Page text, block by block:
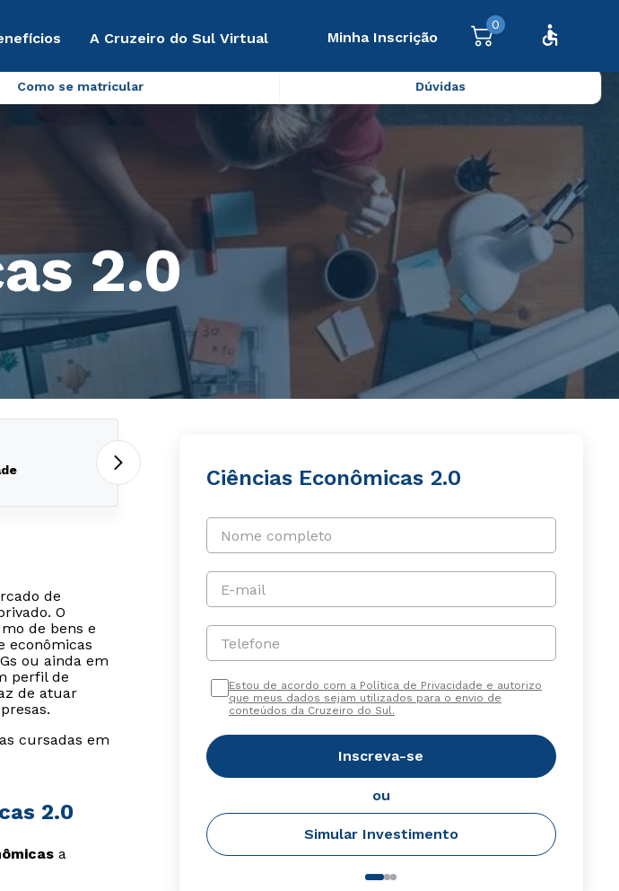
A Cruzeiro do Sul Virtual Minha Inscrição
0
Como se matricular Dúvidas
2.0
de
O
de bens e
econômicas
ou ainda em
perfil de
de atuar
cursadas em
2.0
a
Ciências Econômicas 2.0
Nome completo
E-mail
Telefone
Estou de acordo com a Política de Privacidade e autorizo
que meus dados sejam utilizados para o envio de
conteúdos da Cruzeiro do Sul.
Inscreva-se
ou
Simular Investimento